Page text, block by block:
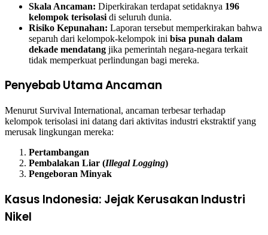
Skala Ancaman: Diperkirakan terdapat setidaknya 196
kelompok terisolasi di seluruh dunia.
Risiko Kepunahan: Laporan tersebut memperkirakan bahwa
separuh dari kelompok-kelompok ini bisa punah dalam
dekade mendatang jika pemerintah negara-negara terkait
tidak memperkuat perlindungan bagi mereka.
Penyebab Utama Ancaman
Menurut Survival International, ancaman terbesar terhadap
kelompok terisolasi ini datang dari aktivitas industri ekstraktif yang
merusak lingkungan mereka:
Pertambangan
Pembalakan Liar (Illegal Logging)
Pengeboran Minyak
Kasus Indonesia: Jejak Kerusakan Industri
Nikel